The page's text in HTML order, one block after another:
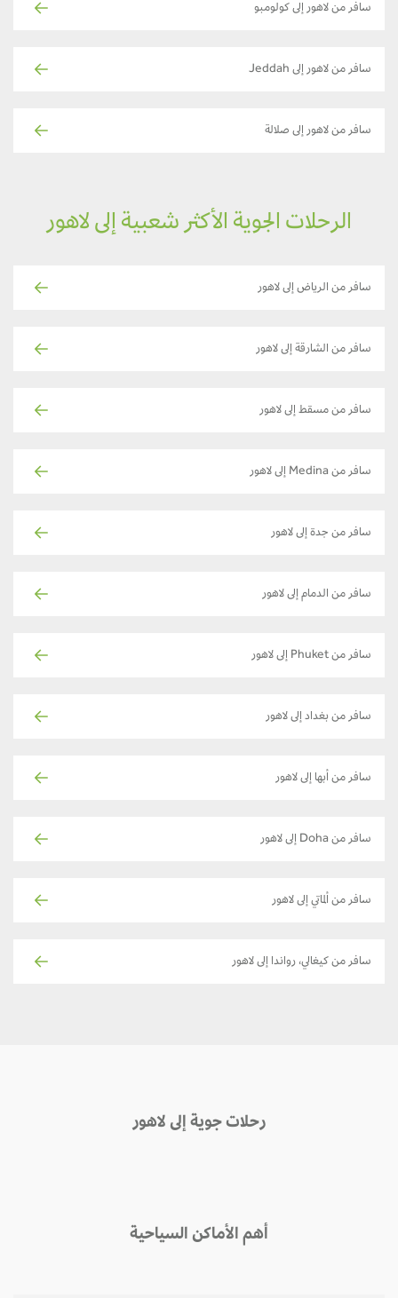
سافر من لاهور إلى كولومبو
سافر من لاهور إلى Jeddah
سافر من لاهور إلى صلالة
الرحلات الجوية الأكثر شعبية إلى لاهور
سافر من الرياض إلى لاهور
سافر من الشارقة إلى لاهور
سافر من مسقط إلى لاهور
سافر من Medina إلى لاهور
سافر من جدة إلى لاهور
سافر من الدمام إلى لاهور
سافر من Phuket إلى لاهور
سافر من بغداد إلى لاهور
سافر من أبها إلى لاهور
سافر من Doha إلى لاهور
سافر من ألماتي إلى لاهور
سافر من كيغالي، رواندا إلى لاهور
رحلات جوية إلى لاهور
أهم الأماكن السياحية